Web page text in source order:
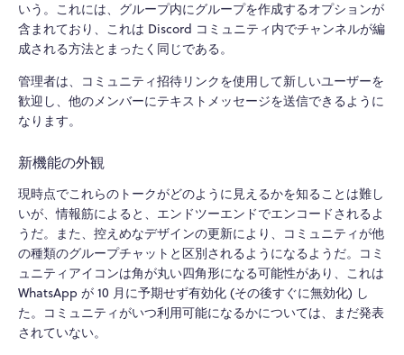
いう。これには、グループ内にグループを作成するオプションが
含まれており、これは Discord コミュニティ内でチャンネルが編
成される方法とまったく同じである。
管理者は、コミュニティ招待リンクを使用して新しいユーザーを
歓迎し、他のメンバーにテキストメッセージを送信できるように
なります。
新機能の外観
現時点でこれらのトークがどのように見えるかを知ることは難し
いが、情報筋によると、エンドツーエンドでエンコードされるよ
うだ。また、控えめなデザインの更新により、コミュニティが他
の種類のグループチャットと区別されるようになるようだ。コミ
ュニティアイコンは角が丸い四角形になる可能性があり、これは
WhatsApp が 10 月に予期せず有効化 (その後すぐに無効化) し
た。コミュニティがいつ利用可能になるかについては、まだ発表
されていない。